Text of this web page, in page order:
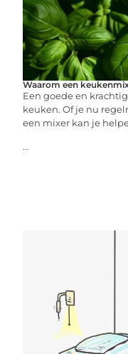
Waarom een
Een goede en
keuken. Of je nu
een mixer kan je
...